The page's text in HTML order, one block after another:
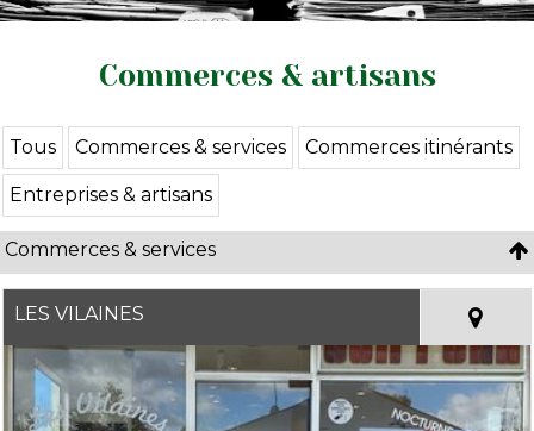
Commerces & artisans
Tous Commerces & services Commerces itinérants
Entreprises & artisans
Commerces & services
LES VILAINES